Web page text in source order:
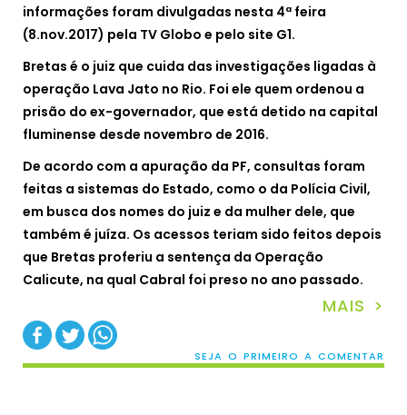
informações foram divulgadas nesta 4ª feira
(8.nov.2017) pela TV Globo e pelo site G1.
Bretas é o juiz que cuida das investigações ligadas à
operação Lava Jato no Rio. Foi ele quem ordenou a
prisão do ex-governador, que está detido na capital
fluminense desde novembro de 2016.
De acordo com a apuração da PF, consultas foram
feitas a sistemas do Estado, como o da Polícia Civil,
em busca dos nomes do juiz e da mulher dele, que
também é juíza. Os acessos teriam sido feitos depois
que Bretas proferiu a sentença da Operação
Calicute, na qual Cabral foi preso no ano passado.
MAIS >
SEJA O PRIMEIRO A COMENTAR